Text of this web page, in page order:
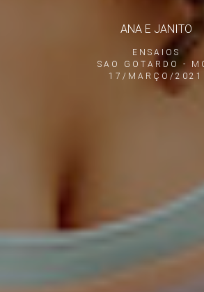
ENSAIOS
SAO GOTARDO -
17/MARÇO/2021
ANA E JANITO